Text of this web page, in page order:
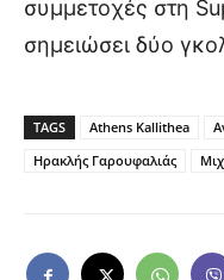
συμμετοχές στη
σημειώσει δύο
TAGS Athens Kallithea
Ηρακλής Γαρουφαλιάς